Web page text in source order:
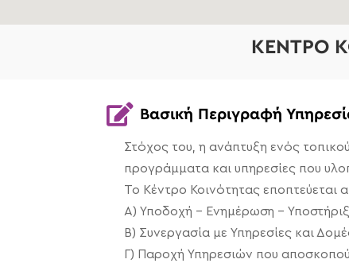
ΚΕΝΤΡΟ
 Βασική Περιγραφή
Στόχος του, η ανάπτυξη ενός
προγράμματα και υπηρεσίες που
Το Κέντρο Κοινότητας εποπτεύεται
Α) Υποδοχή – Ενημέρωση –
Β) Συνεργασία με Υπηρεσίες και
Γ) Παροχή Υπηρεσιών που